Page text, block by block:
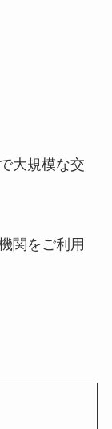
大規模な交
関をご利用